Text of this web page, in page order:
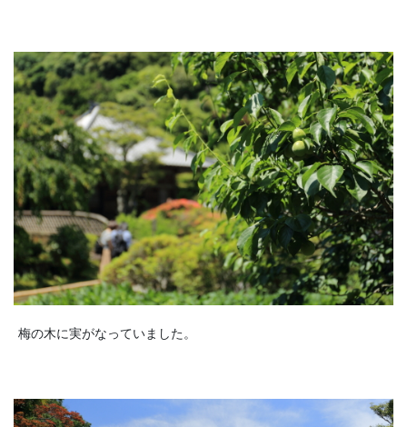
梅の木に実がなっていました。